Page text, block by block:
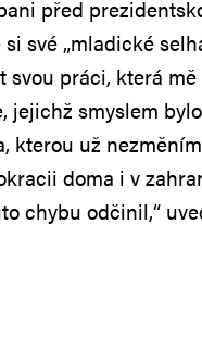
před
své „mladické
svou práci, která
jejichž smyslem
kterou už
doma i v
chybu odčinil,“